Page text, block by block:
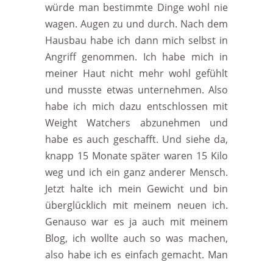
würde man bestimmte Dinge wohl nie
wagen. Augen zu und durch. Nach dem
Hausbau habe ich dann mich selbst in
Angriff genommen. Ich habe mich in
meiner Haut nicht mehr wohl gefühlt
und musste etwas unternehmen. Also
habe ich mich dazu entschlossen mit
Weight Watchers abzunehmen und
habe es auch geschafft. Und siehe da,
knapp 15 Monate später waren 15 Kilo
weg und ich ein ganz anderer Mensch.
Jetzt halte ich mein Gewicht und bin
überglücklich mit meinem neuen ich.
Genauso war es ja auch mit meinem
Blog, ich wollte auch so was machen,
also habe ich es einfach gemacht. Man